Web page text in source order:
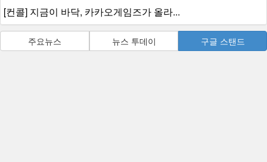
[컨콜] 지금이 바닥, 카카오게임즈가 올라...
주요뉴스 뉴스 투데이 구글 스탠드